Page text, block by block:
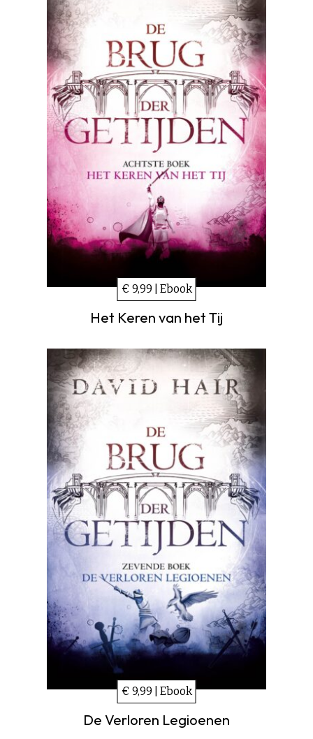
€ 9,99 | Ebook
Het Keren van het Tij
€ 9,99 | Ebook
De Verloren Legioenen